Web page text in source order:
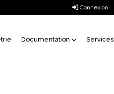
Connexion
Documentation Services